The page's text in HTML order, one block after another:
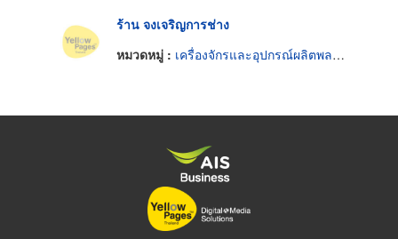
ร้าน จงเจริญการช่าง
หมวดหมู่ : เครื่องจักรและอุปกรณ์ผลิตพลาสติก